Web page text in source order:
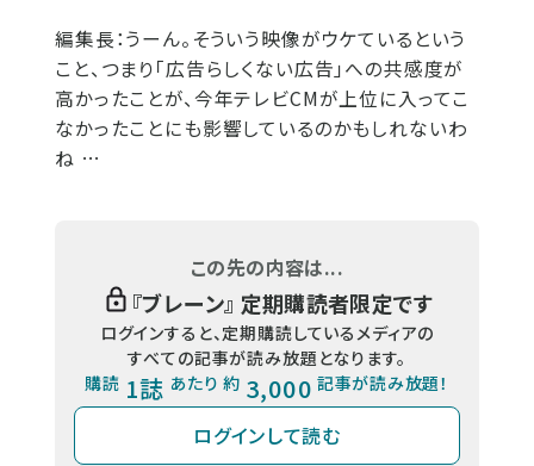
編集長：うーん。そういう映像がウケているという
こと、つまり「広告らしくない広告」への共感度が
高かったことが、今年テレビCMが上位に入ってこ
なかったことにも影響しているのかもしれないわ
ね …
この先の内容は...
『ブレーン』 定期購読者限定です
ログインすると、定期購読しているメディアの
すべての記事が読み放題となります。
購読 1誌 あたり 約 3,000 記事が読み放題！
ログインして読む